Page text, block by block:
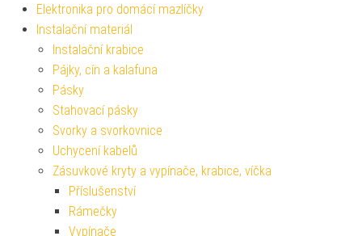
Elektronika pro domácí mazlíčky
Instalační materiál
Instalační krabice
Pájky, cín a kalafuna
Pásky
Stahovací pásky
Svorky a svorkovnice
Uchycení kabelů
Zásuvkové kryty a vypínače, krabice, víčka
Příslušenství
Rámečky
Vypínače